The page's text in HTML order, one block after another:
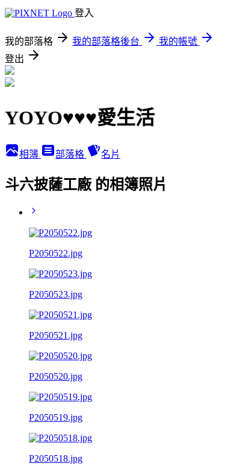
登入
我的部落格 我的部落格後台
我的帳號
登出
YOYO♥♥♥愛生活
相簿 部落格 名片
斗六披薩工廠 的相簿照片
P2050522.jpg
P2050523.jpg
P2050521.jpg
P2050520.jpg
P2050519.jpg
P2050518.jpg